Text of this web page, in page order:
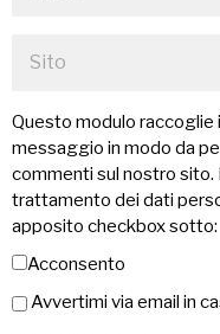
Questo modulo raccoglie
messaggio in modo da
commenti sul nostro sito.
trattamento dei dati
apposito checkbox sotto:
Acconsento
Avvertimi via email in